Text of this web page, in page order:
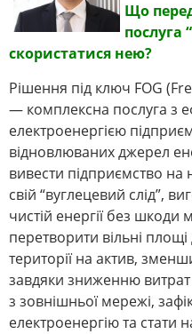
Що
послуга
скористатися нею?
Рішення під ключ FOG
— комплексна послуга з
електроенергією
відновлюваних джерел
вивести підприємство
свій “вуглецевий слід”,
чистій енергії без
перетворити вільні площі
території на актив,
завдяки зниженню витрат
з зовнішньої мережі,
електроенергію та стати